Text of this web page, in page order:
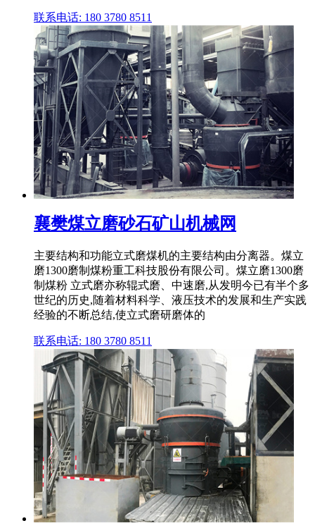
联系电话: 180 3780 8511
襄樊煤立磨砂石矿山机械网
主要结构和功能立式磨煤机的主要结构由分离器。煤立
磨1300磨制煤粉重工科技股份有限公司。煤立磨1300磨
制煤粉 立式磨亦称辊式磨、中速磨,从发明今已有半个多
世纪的历史,随着材料科学、液压技术的发展和生产实践
经验的不断总结,使立式磨研磨体的
联系电话: 180 3780 8511